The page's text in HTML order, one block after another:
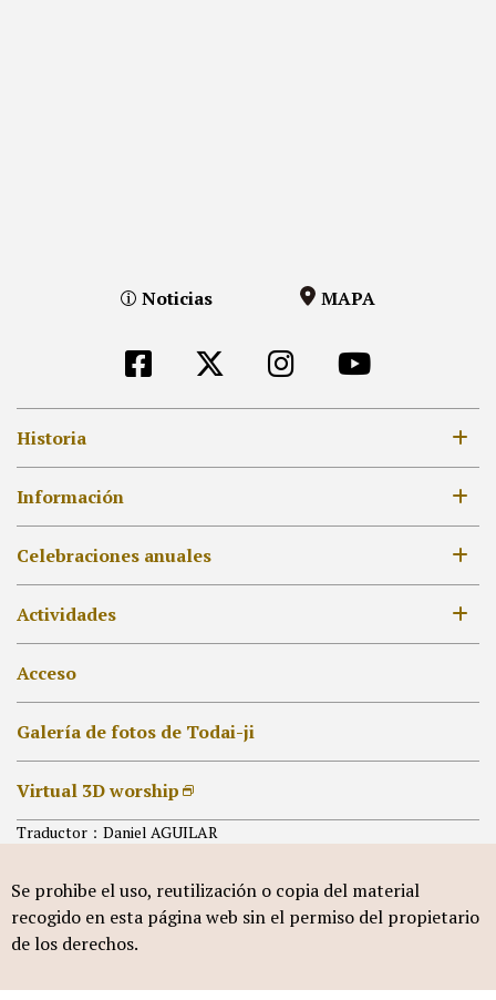
Noticias MAPA
Historia
Siglo VIII
Siglos XII a XIV
Siglos XVII a XVIII
Siglo XIX en adelante
Información
Horario de apertura,Tarifas de admisión
MAPA
Pabellón del Gran Buda
Hokke-dō
Otro Pabellón
Celebraciones anuales
Lista de celebraciones anuales
Actividades
Colecciona Goshuin
Shakyō y Shabutsu
[ES]外部リンク他
Acceso
Galería de fotos de Todai-ji
Virtual 3D worship
Traductor：Daniel AGUILAR
Se prohibe el uso, reutilización o copia del material
recogido en esta página web sin el permiso del propietario
de los derechos.